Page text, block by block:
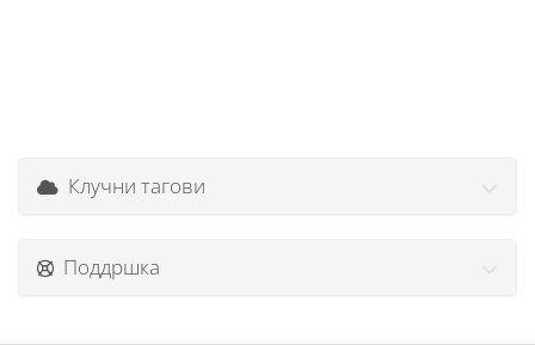
Клучни тагови
Поддршка